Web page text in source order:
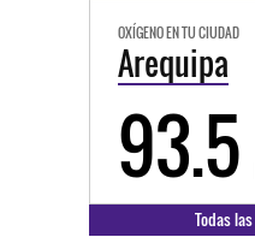
OXÍGENO EN TU CIUDAD
Arequipa
93.5
Todas